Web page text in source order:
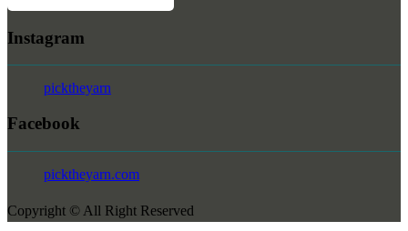
Instagram
picktheyarn
Facebook
picktheyarn.com
Copyright © All Right Reserved